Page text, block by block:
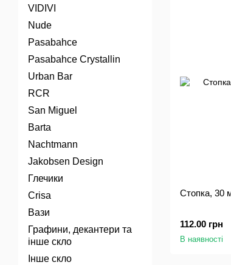
Стопка, 30
112.00 грн
В наявності
VIDIVI
Nude
Pasabahce
Pasabahce Crystallin
Urban Bar
RCR
San Miguel
Barta
Nachtmann
Jakobsen Design
Глечики
Crisa
Вази
Графини, декантери та
інше скло
Інше скло